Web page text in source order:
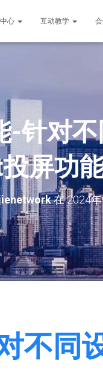
心 互动教学
针对
屏功
在2024
不同